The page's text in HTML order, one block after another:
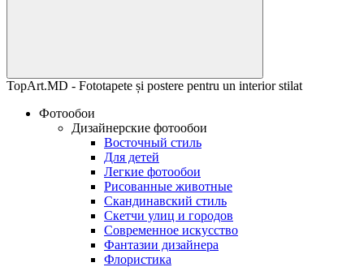
TopArt.MD - Fototapete și postere pentru un interior stilat
Фотообои
Дизайнерские фотообои
Восточный стиль
Для детей
Легкие фотообои
Рисованные животные
Скандинавский стиль
Скетчи улиц и городов
Современное искусство
Фантазии дизайнера
Флористика